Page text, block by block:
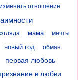
отношение
мама
мечты
новый год обман
первая любовь
в любви